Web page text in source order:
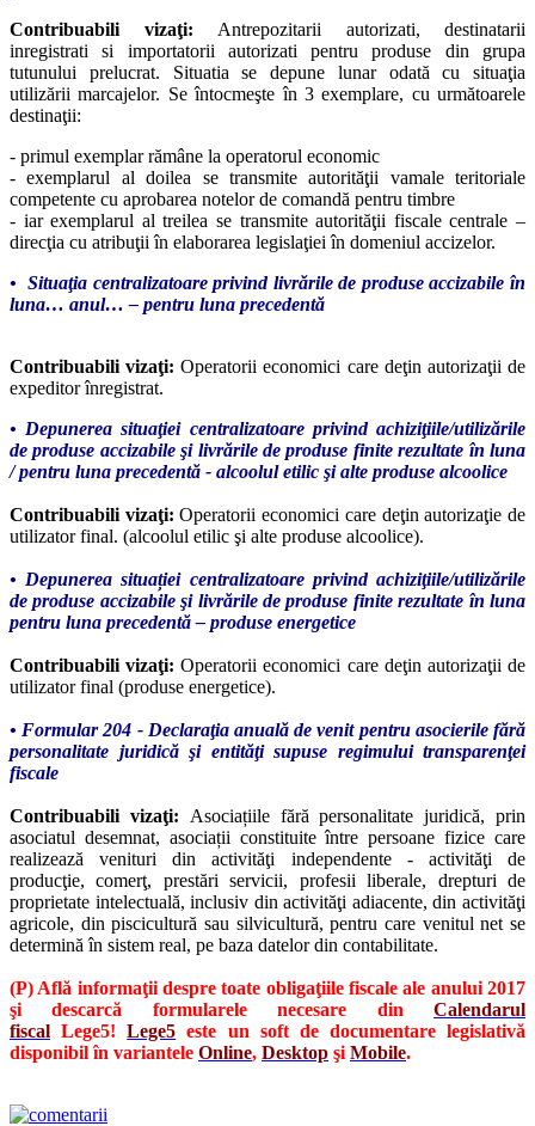
Contribuabili vizaţi: Antrepozitarii autorizati, destinatarii
inregistrati si importatorii autorizati pentru produse din grupa
tutunului prelucrat. Situatia se depune lunar odată cu situaţia
utilizării marcajelor. Se întocmeşte în 3 exemplare, cu următoarele
destinaţii:
- primul exemplar rămâne la operatorul economic
- exemplarul al doilea se transmite autorităţii vamale teritoriale
competente cu aprobarea notelor de comandă pentru timbre
- iar exemplarul al treilea se transmite autorităţii fiscale centrale –
direcţia cu atribuţii în elaborarea legislaţiei în domeniul accizelor.
•Situaţia centralizatoare privind livrările de produse accizabile în
luna… anul… – pentru luna precedentă
Contribuabilivizaţi: Operatorii economici care deţin autorizaţii de
expeditor înregistrat.
• Depunerea situaţiei centralizatoare privind achiziţiile/utilizările
de produse accizabile şi livrările de produse finite rezultate în luna
/ pentru luna precedentă - alcoolul etilic şi alte produse alcoolice
Contribuabili vizaţi: Operatorii economici care deţin autorizaţie de
utilizator final. (alcoolul etilic şi alte produse alcoolice).
• Depunerea situației centralizatoare privind achiziţiile/utilizările
de produse accizabile şi livrările de produse finite rezultate în luna
pentru luna precedentă – produse energetice
Contribuabili vizaţi: Operatorii economici care deţin autorizaţii de
utilizator final (produse energetice).
• Formular 204 - Declaraţia anuală de venit pentru asocierile fără
personalitate juridică şi entităţi supuse regimului transparenţei
fiscale
Contribuabili vizaţi: Asociațiile fără personalitate juridică, prin
asociatul desemnat, asociații constituite între persoane fizice care
realizează venituri din activităţi independente - activităţi de
producţie, comerţ, prestări servicii, profesii liberale, drepturi de
proprietate intelectuală, inclusiv din activităţi adiacente, din activităţi
agricole, din piscicultură sau silvicultură, pentru care venitul net se
determină în sistem real, pe baza datelor din contabilitate.
(P) Află informaţii despre toate obligaţiile fiscale ale anului 2017
şi descarcă formularele necesare din
Calendarul
fiscal Lege5! Lege5 este un soft de documentare legislativă
disponibil în variantele Online, Desktop şi Mobile.